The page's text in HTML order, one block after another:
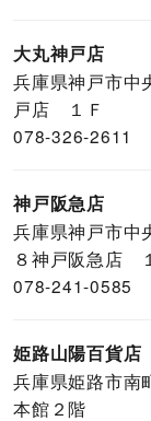
大丸神戸店
兵庫県神戸市中
戸店 １Ｆ
078-326-2611
神戸阪急店
兵庫県神戸市中
８神戸阪急店
078-241-0585
姫路山陽百貨店
兵庫県姫路市
本館２階